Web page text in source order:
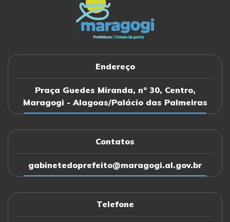
Pedido de Desincompatibilização
PORTARIA nº250/2024 (de 05 de julho de 2024)
PORTARIA nº249/2024 (de 05 de julho de 2024)
Pedido de Desincompatibilização
PORTARIA nº248/2024 (de 05 de julho de 2024)
PORTARIA nº255/2024 (de 05 de julho de 2024)
Endereço
Praça Guedes Miranda, nº 30, Centro,
Maragogi - Alagoas/Palácio das Palmeiras
Contatos
gabinetedoprefeito@maragogi.al.gov.br
Telefone